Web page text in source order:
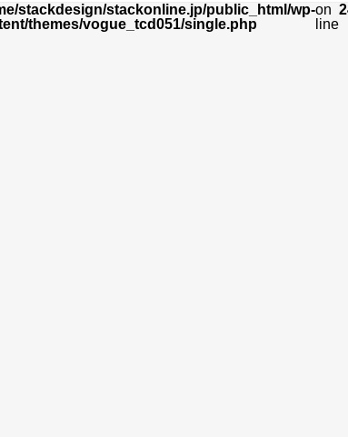
stackdesign/stackonline.jp/public_html/wp-
themes/vogue_tcd051/single.php
on
line